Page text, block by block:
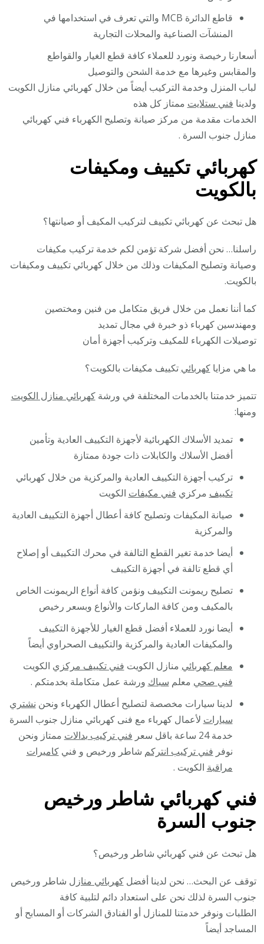
قاطع الدائرة MCB والتي تعرف في استخدامها في
المنشآت الصناعية والمحلات التجارية
أسعارنا رخيصة ونورد للعملاء كافة قطع الغيار والقواطع
والمقابس وغيرها مع خدمة الشحن والتوصيل
لباب المنزل وخدمة التركيب أيضاً من خلال كهربائي منازل الكويت
ولدينا فني ستلايت ممتاز كل هذه
الخدمات مقدمة من مركز صيانة وتصليح الكهرباء فني كهربائي
منازل جنوب السرة .
كهربائي تكييف ومكيفات
بالكويت
هل تبحث عن كهربائي تكييف لتركيب المكيف أو صيانتها؟
راسلنا… نحن أفضل شركة تؤمن لكم خدمة تركيب مكيفات
وصيانة وتصليح المكيفات وذلك من خلال كهربائي تكييف ومكيفات
بالكويت.
كما أننا نعمل من خلال فريق متكامل من فنين ومختصين
ومهندسين كهرباء ذو خبرة في مجال تمديد
توصيلات الكهرباء للمكيف وتركيب أجهزة أمان
ما هي مزاياكهربائي تكييف مكيفات بالكويت؟
تتميز خدمتنا بالخدمات المختلفة في ورشةكهربائي منازل الكويت
ومنها:
تمديد الأسلاك الكهربائية لأجهزة التكييف العادية وتأمين
أفضل الأسلاك والكابلات ذات جودة ممتازة
تركيب أجهزة التكييف العادية والمركزية من خلال كهربائي
تكييف مركزي فني مكيفات الكويت
صيانة المكيفات وتصليح كافة أعطال أجهزة التكييف العادية
والمركزية
أيضا خدمة تغير القطع التالفة في محرك التكييف أو إصلاح
أي قطع تالفة في أجهزة التكييف
تصليح ريمونت التكييف ونؤمن كافة أنواع الريمونت الخاص
بالمكيف ومن كافة الماركات والأنواع وبسعر رخيص
أيضا نورد للعملاء أفضل قطع الغيار للأجهزة التكييف
والمكيفات العادية والمركزية والتكييف الصحراوي أيضاً
معلم كهربائي منازل الكويت فني تكييف مركزي الكويت
فني صحي معلم سباك ورشة عمل متكاملة بخدمتكم .
لدينا سيارات مخصصة لتصليح أعطال الكهرباء ونحن نشتري
سيارات لأعمال كهرباء مع فنى كهربائي منازل جنوب السرة
خدمة 24 ساعة باقل سعر
فني تركيب بدالات ممتاز ونحن
نوفر فني تركيب انتركم شاطر ورخيص و فنيكاميرات
مراقبة الكويت .
فني كهربائي شاطر ورخيص
جنوب السرة
هل تبحث عن فني كهربائي شاطر ورخيص؟
توقف عن البحث… نحن لدينا أفضلكهربائي منازل شاطر ورخيص
جنوب السرة لذلك نحن على استعداد دائم لتلبية كافة
الطلبات ونوفر خدمتنا للمنازل أو الفنادق الشركات أو المسابح أو
المساجد أيضاً